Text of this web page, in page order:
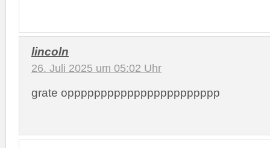
lincoln
26. Juli 2025 um 05:02 Uhr
grate oppppppppppppppppppppppp